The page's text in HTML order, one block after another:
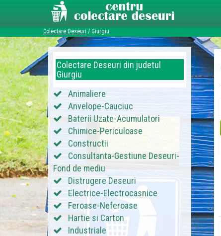
Colectare Deseuri / Giurgiu
Colectare Deseuri din judetul
Giurgiu
Animaliere
Anvelope-Cauciuc
Baterii Uzate-Acumulatori
Chimice-Periculoase
Constructii
Consultanta-Gestiune Deseuri-
Fond de mediu
Distrugere Deseuri
Electrice-Electrocasnice
Feroase-Neferoase
Hartie si Carton
Industriale